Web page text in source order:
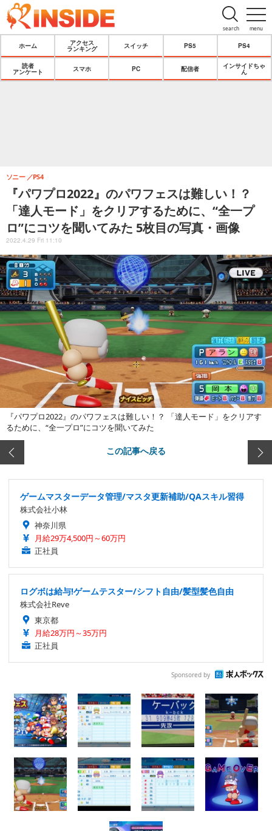
menu
search
ホーム
アクセス
ランキング
スイッチ PS5 PS4
読者
アンケート
スマホ PC 配信者
インサイドちゃ
ん
『パワプロ2022』のパワフェスは難しい！？
「達人モード」をクリアするために、“全一プ
ロ”にコツを聞いてみた 5枚目の写真・画像
ソニー PS4
2022.4.29 Fri 11:10
『パワプロ2022』のパワフェスは難しい！？ 「達人モード」をクリアす
るために、“全一プロ”にコツを聞いてみた
この記事へ戻る
ゲームマスターデータ管理/マスタ更新補助/QAスキル習得
株式会社小林
神奈川県
月給29万4,500円～60万円
正社員
ログボは給与!ゲームテスター/シフト自由/髪型髪色自由
株式会社Reve
東京都
月給28万円～35万円
正社員
Sponsored by